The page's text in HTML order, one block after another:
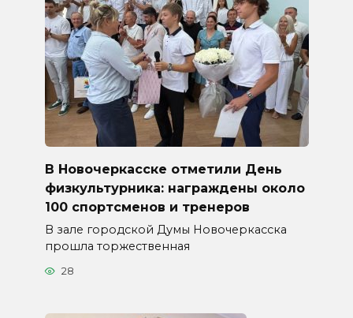
В Новочеркасске отметили День
физкультурника: награждены около
100 спортсменов и тренеров
В зале городской Думы Новочеркасска
прошла торжественная
28